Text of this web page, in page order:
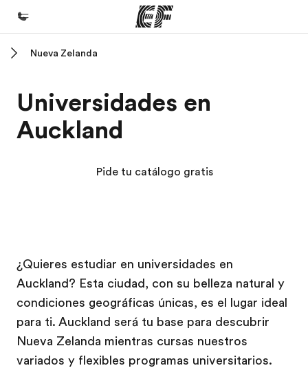
Programas
Ver todo lo que hacemos
Trabajos
Únete al equipo
Nueva Zelanda
Universidades en
Auckland
Pide tu catálogo gratis
¿Quieres estudiar en universidades en
Auckland? Esta ciudad, con su belleza natural y
condiciones geográficas únicas, es el lugar ideal
para ti. Auckland será tu base para descubrir
Nueva Zelanda mientras cursas nuestros
variados y flexibles programas universitarios.